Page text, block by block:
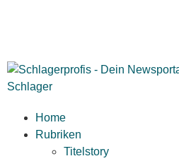
Home
Rubriken
Titelstory